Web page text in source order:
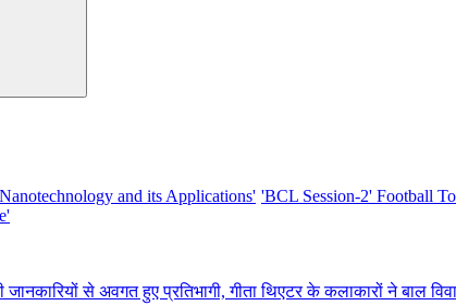
and its Applications' 'BCL Session-2' Football
से अवगत हुए प्रतिभागी, गीता थिएटर के कलाकारों ने बाल